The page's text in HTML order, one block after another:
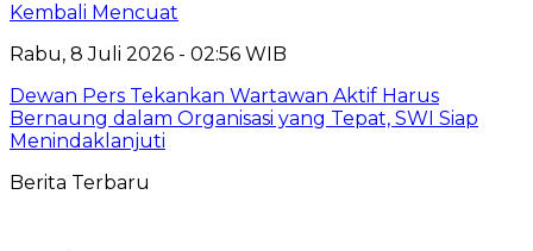
Kembali Mencuat
Rabu, 8 Juli 2026 - 02:56 WIB
Dewan Pers Tekankan Wartawan Aktif Harus
Bernaung dalam Organisasi yang Tepat, SWI Siap
Menindaklanjuti
Berita Terbaru